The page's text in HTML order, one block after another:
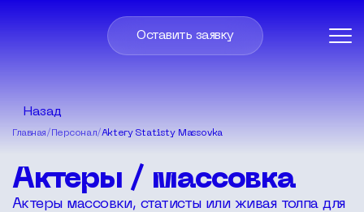
Оставить заявку
Назад
Главная/ Персонал/Aktery Statisty Massovka
Актеры / массовка
Актеры массовки, статисты или живая толпа для